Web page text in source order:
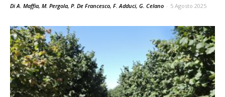
Di A. Maffia, M. Pergola, P. De Francesco, F. Adduci, G. Celano - 5 Agosto 2025